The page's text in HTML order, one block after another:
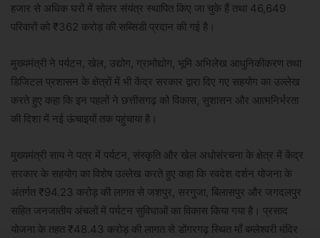
हजार से अधिक घरों में सोलर संयंत्र स्थापित किए जा चुके हैं तथा 46,649
परिवारों को ₹362 करोड़ की सब्सिडी प्रदान की गई है।
मुख्यमंत्री ने पर्यटन, खेल, उद्योग, ग्रामोद्योग, भूमि अभिलेख आधुनिकीकरण तथा
डिजिटल प्रशासन के क्षेत्रों में भी केंद्र सरकार द्वारा दिए गए सहयोग का उल्लेख
करते हुए कहा कि इन पहलों ने छत्तीसगढ़ को विकास, सुशासन और आत्मनिर्भरता
की दिशा में नई ऊंचाइयों तक पहुंचाया है।
मुख्यमंत्री साय ने पत्र में पर्यटन, संस्कृति और खेल अधोसंरचना के क्षेत्र में केंद्र
सरकार के सहयोग का विशेष उल्लेख करते हुए कहा कि स्वदेश दर्शन योजना के
अंतर्गत ₹94.23 करोड़ की लागत से जशपुर, सरगुजा, बिलासपुर और जगदलपुर
सहित जनजातीय अंचलों में पर्यटन सुविधाओं का विकास किया गया है। प्रसाद
योजना के तहत ₹48.43 करोड़ की लागत से डोंगरगढ़ स्थित माँ बम्लेश्वरी मंदिर